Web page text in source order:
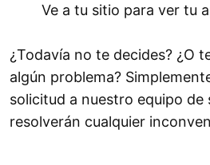
Ve a tu sitio para ver tu
¿Todavía no te decides? ¿O
algún problema?
solicitud a nuestro equipo de
resolverán cualquier